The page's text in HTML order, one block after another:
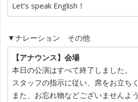
Let’s speak English！
▼ナレーション その他
【アナウンス】会場
本日の公演はすべて終了しました。
スタッフの指示に従い、席をお立ちく
また、お忘れ物などございませんよ